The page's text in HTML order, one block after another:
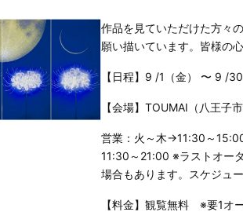
作品を見ていただけた方々
願い描いています。皆様の
【日程】9 /1（金） 〜 9 /
【会場】TOUMAI（八王子
営業：火～木→11:30～
11:30～21:00 ※ラストオー
場合もあります。スケジュ
【料金】観覧無料 ※要1オ